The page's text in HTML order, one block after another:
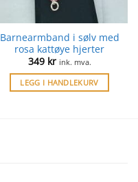
Barnearmband i sølv med
rosa kattøye hjerter
349 kr ink. mva.
LEGG I HANDLEKURV